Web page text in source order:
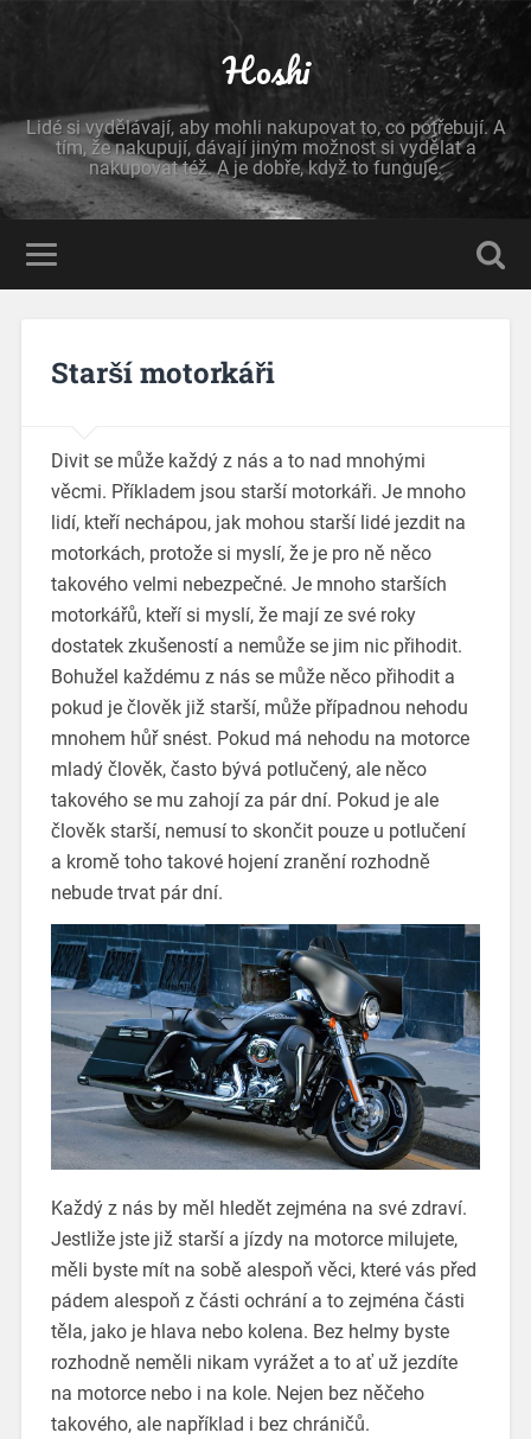
Hoshi
Lidé si vydělávají, aby mohli nakupovat to, co potřebují. A
tím, že nakupují, dávají jiným možnost si vydělat a
nakupovat též. A je dobře, když to funguje.
Starší motorkáři
Divit se může každý z nás a to nad mnohými
věcmi. Příkladem jsou starší motorkáři. Je mnoho
lidí, kteří nechápou, jak mohou starší lidé jezdit na
motorkách, protože si myslí, že je pro ně něco
takového velmi nebezpečné. Je mnoho starších
motorkářů, kteří si myslí, že mají ze své roky
dostatek zkušeností a nemůže se jim nic přihodit.
Bohužel každému z nás se může něco přihodit a
pokud je člověk již starší, může případnou nehodu
mnohem hůř snést. Pokud má nehodu na motorce
mladý člověk, často bývá potlučený, ale něco
takového se mu zahojí za pár dní. Pokud je ale
člověk starší, nemusí to skončit pouze u potlučení
a kromě toho takové hojení zranění rozhodně
nebude trvat pár dní.
Každý z nás by měl hledět zejména na své zdraví.
Jestliže jste již starší a jízdy na motorce milujete,
měli byste mít na sobě alespoň věci, které vás před
pádem alespoň z části ochrání a to zejména části
těla, jako je hlava nebo kolena. Bez helmy byste
rozhodně neměli nikam vyrážet a to ať už jezdíte
na motorce nebo i na kole. Nejen bez něčeho
takového, ale například i bez chráničů.